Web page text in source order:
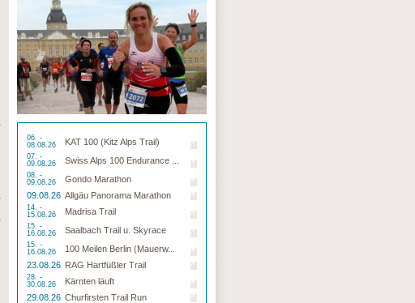
06. -
08.08.26
KAT 100 (Kitz Alps Trail)
07. -
09.08.26
Swiss Alps 100 Endurance ...
08. -
09.08.26
Gondo Marathon
09.08.26 Allgäu Panorama Marathon
14. -
15.08.26
Madrisa Trail
15. -
16.08.26
Saalbach Trail u. Skyrace
15. -
16.08.26
100 Meilen Berlin (Mauerw...
23.08.26 RAG Hartfüßler Trail
28. -
30.08.26
Kärnten läuft
29.08.26 Churfirsten Trail Run